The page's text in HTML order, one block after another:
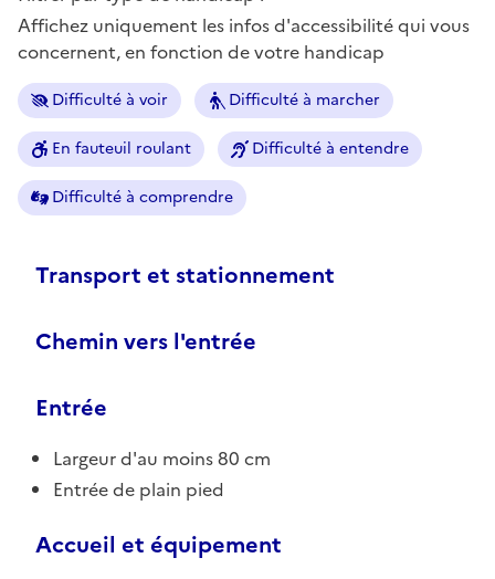
Affichez uniquement les infos d'accessibilité qui vous
concernent, en fonction de votre handicap
Difficulté à voir Difficulté à marcher
En fauteuil roulant Difficulté à entendre
Difficulté à comprendre
Transport et stationnement
Chemin vers l'entrée
Entrée
Largeur d'au moins 80 cm
Entrée de plain pied
Accueil et équipement